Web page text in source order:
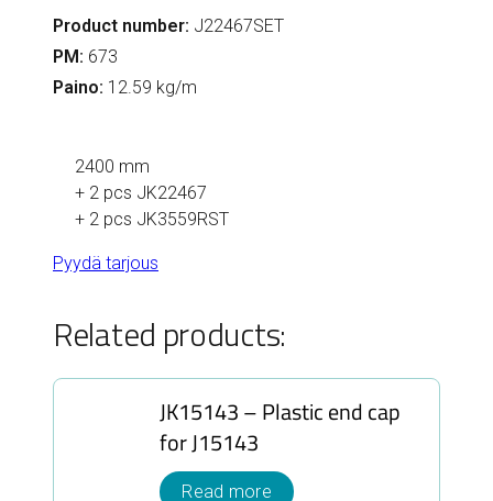
Product number: J22467SET
PM: 673
Paino: 12.59 kg/m
2400 mm
+ 2 pcs JK22467
+ 2 pcs JK3559RST
Pyydä tarjous
Related products:
JK15143 – Plastic end cap
for J15143
Read more